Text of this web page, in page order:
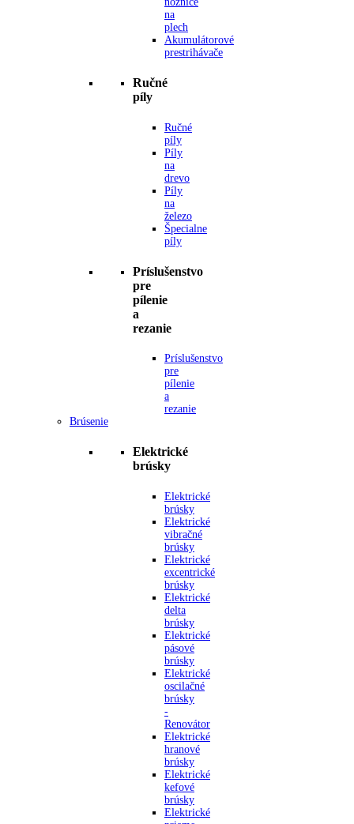
na
plech
Akumulátorové
prestrihávače
Ručné
píly
Ručné
píly
Píly
na
drevo
Píly
na
železo
Špecialne
píly
Príslušenstvo
pre
pílenie
a
rezanie
Príslušenstvo
pre
pílenie
a
rezanie
Brúsenie
Elektrické
brúsky
Elektrické
brúsky
Elektrické
vibračné
brúsky
Elektrické
excentrické
brúsky
Elektrické
delta
brúsky
Elektrické
pásové
brúsky
Elektrické
oscilačné
brúsky
-
Renovátor
Elektrické
hranové
brúsky
Elektrické
kefové
brúsky
Elektrické